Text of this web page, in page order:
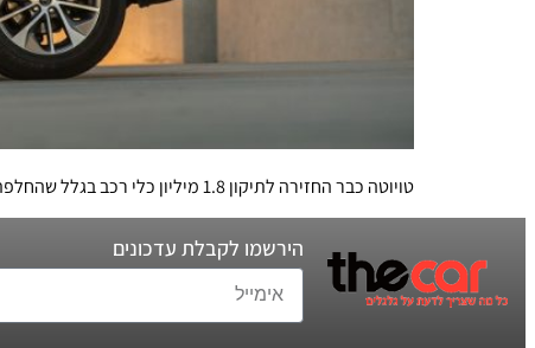
טויוטה כבר החזירה לתיקון 1.8 מיליון כלי רכב בגלל שהחלפת מצבר 12 וולט עלולה לגרום לשריפה. נסו לנחש אם זה בוצע גם בישראל?
הירשמו לקבלת עדכונים